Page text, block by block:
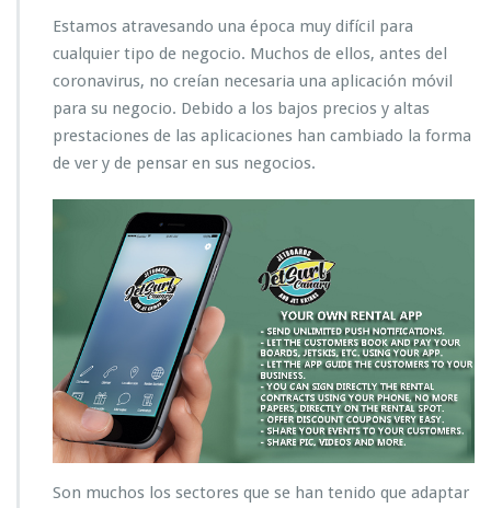
a
a
p
p
m
ó
a
a
n
t
e
e
O
Estamos atravesando una época muy difícil para
cualquier tipo de negocio. Muchos de ellos, antes del
coronavirus, no creían necesaria una aplicación móvil
para su negocio. Debido a los bajos precios y altas
prestaciones de las aplicaciones han cambiado la forma
de ver y de pensar en sus negocios.
Son muchos los sectores que se han tenido que adaptar